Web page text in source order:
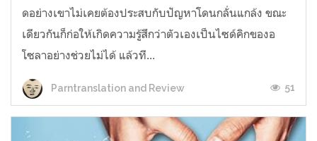
ดอย่างเขาไม่เคยต้องประสบกับปัญหาโดนกลั่นแกล้ง ขณะ
เดียวกันก็ก่อให้เกิดความรู้สึกว่าตัวเองเป็นไซด์คิกของอ
โซลาอย่างช่วยไม่ได้ แล้วที...
Parntranslation and Review 51